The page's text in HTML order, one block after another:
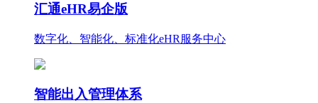
汇通eHR易企版
数字化、智能化、标准化eHR服务中心
智能出入管理体系